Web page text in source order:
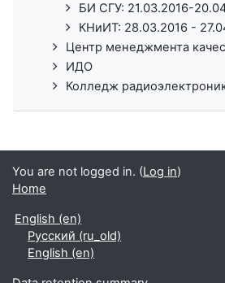
БИ СГУ: 21.03.2016-
КНиИТ: 28.03.2016 -
Центр менеджмента
ИДО
Колледж
You are not logged in. (Log in)
Home
English ‎(en)‎
Русский ‎(ru_old)‎
English ‎(en)‎